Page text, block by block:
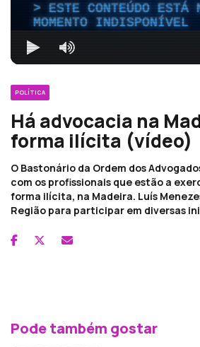
ESTE CONTEÚDO ESTÁ
MOMENTO INDISPONÍVEL
POLÍTICA
Há advocacia na
forma ilícita (vídeo)
O Bastonário da Ordem dos
com os profissionais que estão a
forma ilícita, na Madeira. Luís
Região para participar em diversas
Pode também gostar